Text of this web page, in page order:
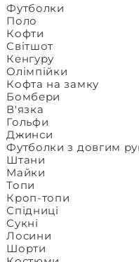
Футболки
Поло
Кофти
Світшот
Кенгуру
Олімпійки
Кофта на замку
Бомбери
В'язка
Гольфи
Джинси
Футболки з довгим
Штани
Майки
Топи
Кроп-топи
Спідниці
Сукні
Лосини
Шорти